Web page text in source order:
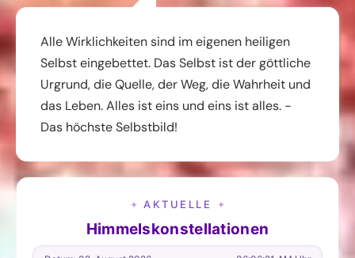
Alle Wirklichkeiten sind im eigenen heiligen
Selbst eingebettet. Das Selbst ist der göttliche
Urgrund, die Quelle, der Weg, die Wahrheit und
das Leben. Alles ist eins und eins ist alles. -
Das höchste Selbstbild!
✦ AKTUELLE ✦
Himmelskonstellationen